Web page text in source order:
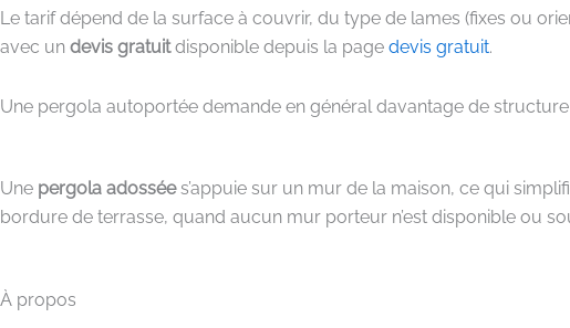
Le tarif dépend de la surface à couvrir, du type de lames (fixes ou
avec un devis gratuitdisponible depuis la page devis gratuit.
Une pergola autoportée demande en général davantage de
Une pergola adossées’appuie sur un mur de la maison, ce qui
bordure de terrasse, quand aucun mur porteur n’est disponible ou
À propos